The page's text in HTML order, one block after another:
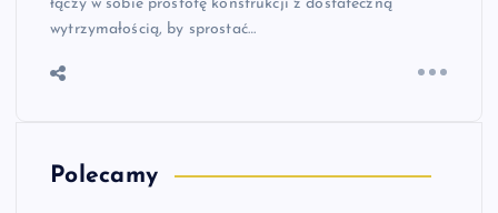
łączy w sobie prostotę konstrukcji z dostateczną
wytrzymałością, by sprostać…
Polecamy